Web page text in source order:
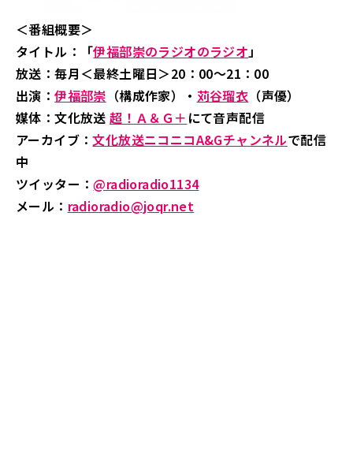
＜番組概要＞
タイトル：「伊福部崇のラジオのラジオ」
放送：毎月＜最終土曜日＞20：00～21：00
出演：伊福部崇 （構成作家）・ 苅谷瑠衣 （声優）
媒体：文化放送超！Ａ＆Ｇ＋ にて音声配信
アーカイブ：文化放送ニコニコA&Gチャンネルで配信
中
ツイッター：@radioradio1134
メール： radioradio@joqr.net